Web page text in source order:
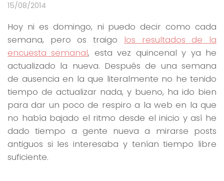
15/08/2014
Hoy ni es domingo, ni puedo decir como cada
semana, pero os traigo los resultados de la
encuesta semanal, esta vez quincenal y ya he
actualizado la nueva. Después de una semana
de ausencia en la que literalmente no he tenido
tiempo de actualizar nada, y bueno, ha ido bien
para dar un poco de respiro a la web en la que
no había bajado el ritmo desde el inicio y así he
dado tiempo a gente nueva a mirarse posts
antiguos si les interesaba y tenían tiempo libre
suficiente.